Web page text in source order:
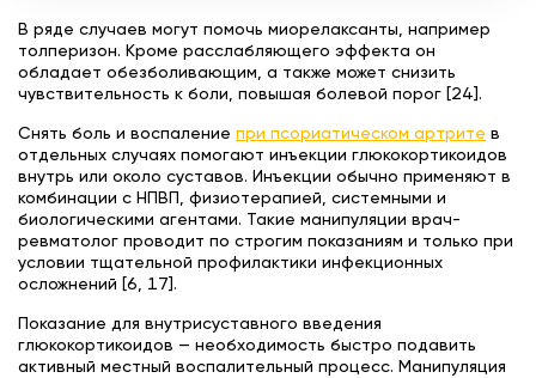
В ряде случаев могут помочь миорелаксанты, например
толперизон. Кроме расслабляющего эффекта он
обладает обезболивающим, а также может снизить
чувствительность к боли, повышая болевой порог [24].
Снять боль и воспаление при псориатическом артрите в
отдельных случаях помогают инъекции глюкокортикоидов
внутрь или около суставов. Инъекции обычно применяют в
комбинации с НПВП, физиотерапией, системными и
биологическими агентами. Такие манипуляции врач-
ревматолог проводит по строгим показаниям и только при
условии тщательной профилактики инфекционных
осложнений [6, 17].
Показание для внутрисуставного введения
глюкокортикоидов — необходимость быстро подавить
активный местный воспалительный процесс. Манипуляция